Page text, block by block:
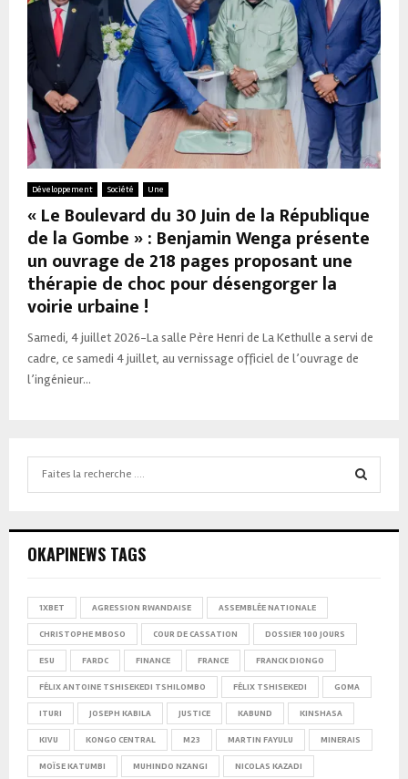
Développement Société Une
« Le Boulevard du 30 Juin de la République
de la Gombe » : Benjamin Wenga présente
un ouvrage de 218 pages proposant une
thérapie de choc pour désengorger la
voirie urbaine !
Samedi, 4 juillet 2026-La salle Père Henri de La Kethulle a servi de
cadre, ce samedi 4 juillet, au vernissage officiel de l’ouvrage de
l’ingénieur...
OKAPINEWS TAGS
1XBET AGRESSION RWANDAISE ASSEMBLÉE NATIONALE
CHRISTOPHE MBOSO COUR DE CASSATION DOSSIER 100 JOURS
ESU FARDC FINANCE FRANCE FRANCK DIONGO
FÉLIX ANTOINE TSHISEKEDI TSHILOMBO FÉLIX TSHISEKEDI GOMA
ITURI JOSEPH KABILA JUSTICE KABUND KINSHASA
KIVU KONGO CENTRAL M23 MARTIN FAYULU MINERAIS
MOÏSE KATUMBI MUHINDO NZANGI NICOLAS KAZADI